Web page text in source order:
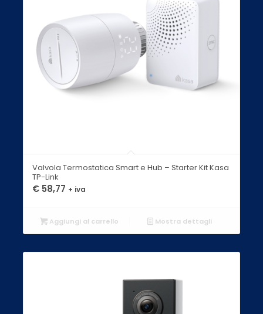
Valvola Termostatica Smart e Hub – Starter Kit Kasa
TP-Link
€58,77 + iva
Aggiungi al carrello Mostra dettagli